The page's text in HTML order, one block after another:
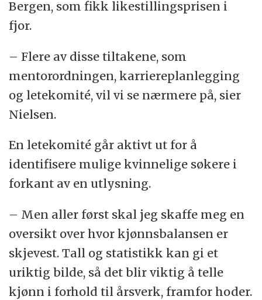
Bergen, som fikk likestillingsprisen i
fjor.
– Flere av disse tiltakene, som
mentorordningen, karriereplanlegging
og letekomité, vil vi se nærmere på, sier
Nielsen.
En letekomité går aktivt ut for å
identifisere mulige kvinnelige søkere i
forkant av en utlysning.
– Men aller først skal jeg skaffe meg en
oversikt over hvor kjønnsbalansen er
skjevest. Tall og statistikk kan gi et
uriktig bilde, så det blir viktig å telle
kjønn i forhold til årsverk, framfor hoder.